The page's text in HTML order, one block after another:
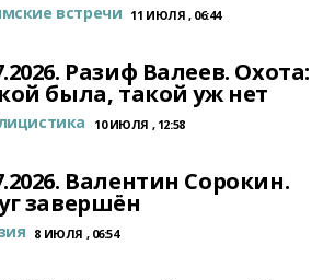
встречи 11 ИЮЛЯ , 06:44
Разиф Валеев. Охота:
была, такой уж нет
10 ИЮЛЯ , 12:58
Валентин Сорокин.
завершён
8 ИЮЛЯ , 06:54